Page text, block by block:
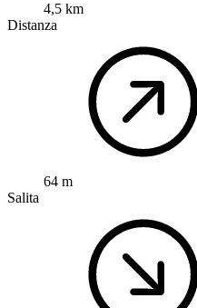
4,5 km
Distanza
64 m
Salita